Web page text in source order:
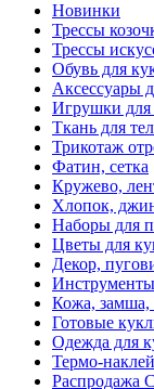
Новинки
Трессы
Трессы
Обувь для
Аксессуары
Игрушки для
Ткань для
Трикотаж
Фатин, сетка
Кружево,
Хлопок,
Наборы для
Цветы для
Декор,
Инструменты
Кожа, замша,
Готовые
Одежда для
Термо-
Распродажа